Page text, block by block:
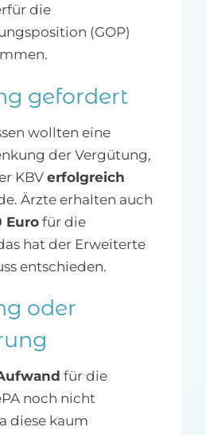
die
(GOP)
gefordert
wollten eine
der Vergütung,
KBV erfolgreich
Ärzte erhalten auch
Eurofür die
hat der Erweiterte
entschieden.
oder
für die
noch nicht
diese kaum